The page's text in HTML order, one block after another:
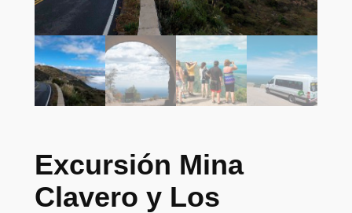
Excursión Mina
Clavero y Los